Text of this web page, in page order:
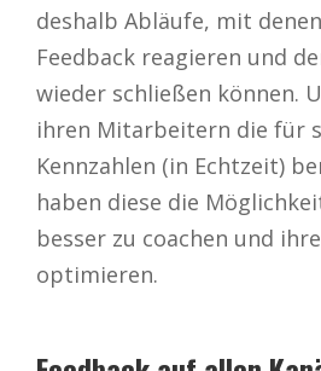
deshalb Abläufe, mit
Feedback reagieren und
wieder schließen können.
ihren Mitarbeitern die für
Kennzahlen (in Echtzeit)
haben diese die
besser zu coachen und
optimieren.